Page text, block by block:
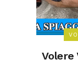
Volere